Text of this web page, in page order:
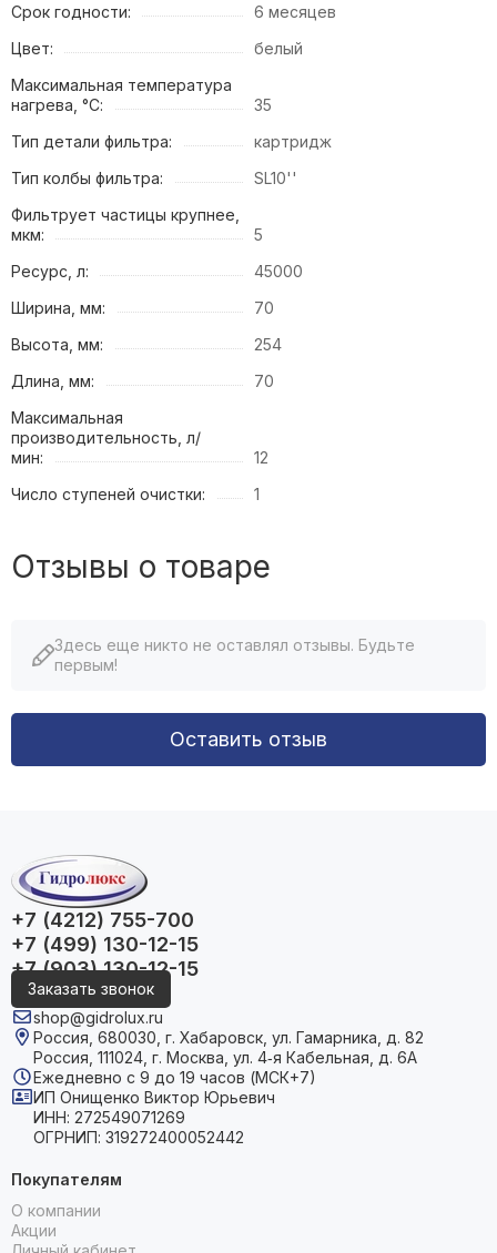
Срок годности:
6 месяцев
Цвет:
белый
Максимальная температура
нагрева, °С:
35
Тип детали фильтра:
картридж
Тип колбы фильтра:
SL10''
Фильтрует частицы крупнее,
мкм:
5
Ресурс, л:
45000
Ширина, мм:
70
Высота, мм:
254
Длина, мм:
70
Максимальная
производительность, л/
мин:
12
Число ступеней очистки:
1
Отзывы о товаре
Здесь еще никто не оставлял отзывы. Будьте
первым!
Оставить отзыв
+7 (4212) 755-700
+7 (499) 130-12-15
+7 (903) 130-12-15
Заказать звонок
shop@gidrolux.ru
Россия, 680030, г. Хабаровск, ул. Гамарника, д. 82
Россия, 111024, г. Москва, ул. 4‑я Кабельная, д. 6А
Ежедневно с 9 до 19 часов (МСК+7)
ИП Онищенко Виктор Юрьевич
ИНН: 272549071269
ОГРНИП: 319272400052442
Покупателям
О компании
Акции